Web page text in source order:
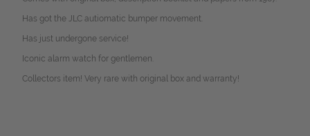
Has got the JLC autiomatic bumper movement.
Has just undergone service!
Iconic alarm watch for gentlemen.
Collectors item! Very rare with original box and warranty!